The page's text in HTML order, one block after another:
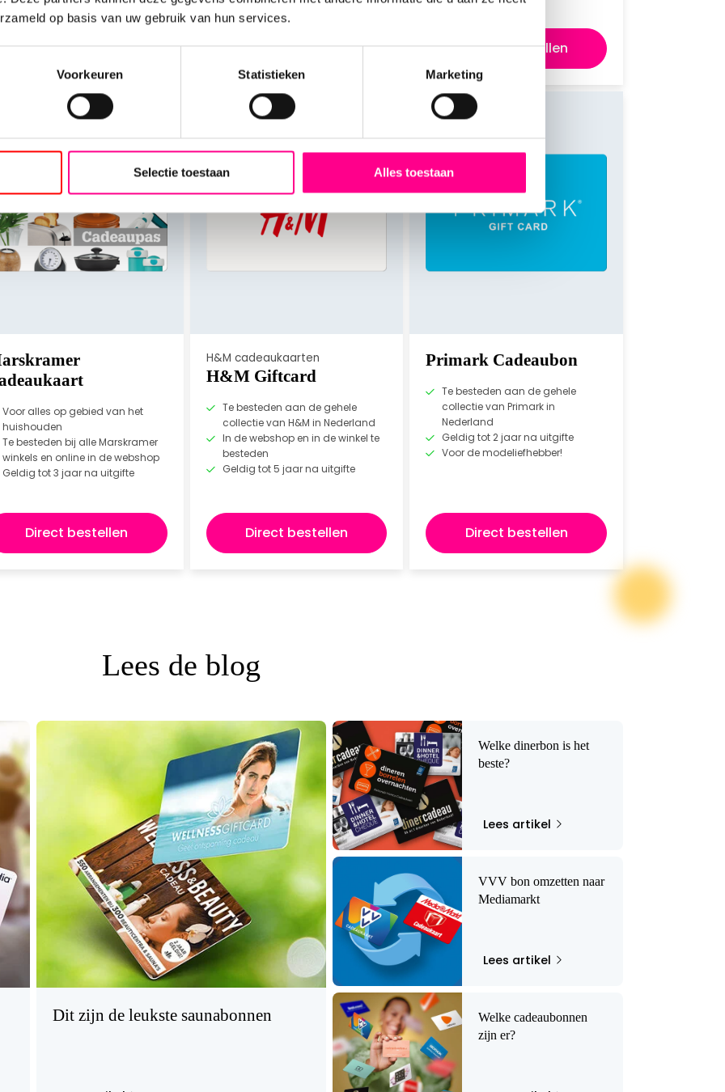
op basis van uw gebruik van hun services.
Voorkeuren Statistieken Marketing
Selectie toestaan Alles toestaan
Direct bestellen Direct bestellen
Voor alles op gebied van het
huishouden
Te besteden bij alle Marskramer
winkels en online in de webshop
Geldig tot 3 jaar na uitgifte
Direct bestellen
H&M cadeaukaarten
H&M Giftcard
Te besteden aan de gehele
collectie van H&M in Nederland
In de webshop en in de winkel te
besteden
Geldig tot 5 jaar na uitgifte
Direct bestellen
Primark Cadeaubon
Te besteden aan de gehele
collectie van Primark in
Nederland
Geldig tot 2 jaar na uitgifte
Voor de modeliefhebber!
Direct bestellen
Lees de blog
Dit zijn de leukste saunabonnen
Welke dinerbon is het
beste?
Lees artikel
VVV bon omzetten naar
Mediamarkt
Lees artikel
Welke cadeaubonnen
zijn er?